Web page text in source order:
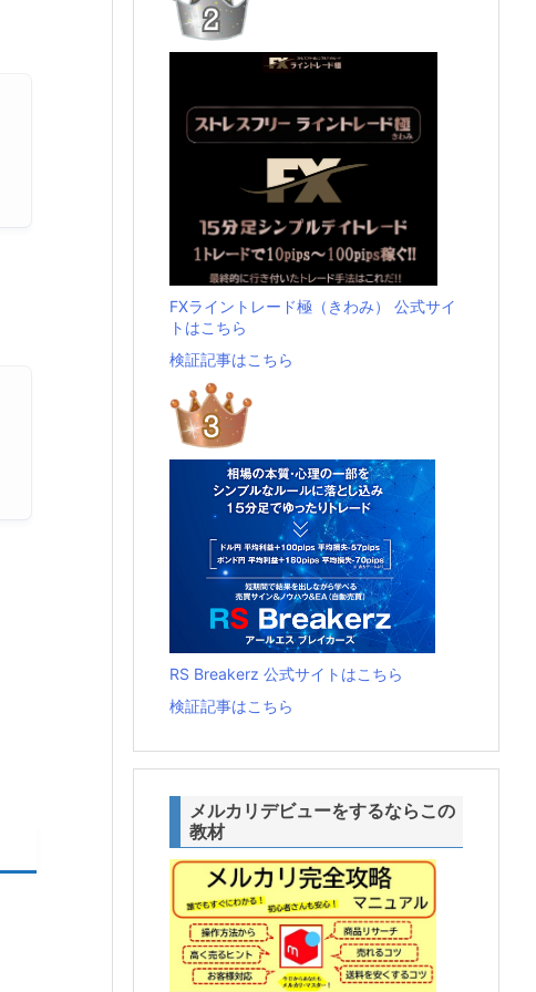
FXライントレード極（きわみ） 公式サイ
トはこちら
検証記事はこちら
RS Breakerz 公式サイトはこちら
検証記事はこちら
メルカリデビューをするならこの
教材